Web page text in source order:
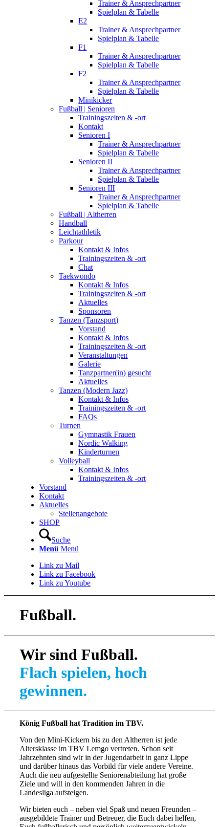
Trainer & Ansprechpartner
Spielplan & Tabelle
E2
Trainer & Ansprechpartner
Spielplan & Tabelle
F1
Trainer & Ansprechpartner
Spielplan & Tabelle
F2
Trainer & Ansprechpartner
Spielplan & Tabelle
Minikicker
Fußball | Senioren
Trainingszeiten & -ort
Kontakt
Senioren I
Trainer & Ansprechpartner
Spielplan & Tabelle
Senioren II
Trainer & Ansprechpartner
Spielplan & Tabelle
Senioren III
Trainer & Ansprechpartner
Spielplan & Tabelle
Fußball | Altherren
Handball
Leichtathletik
Parkour
Kontakt & Infos
Trainingszeiten & -ort
Chat
Taekwondo
Kontakt & Infos
Trainingszeiten & -ort
Aktuelles
Sponsoren
Tanzen (Tanzsport)
Vorstand
Kontakt & Infos
Trainingszeiten & -ort
Veranstaltungen
Galerie
Tanzpartner(in) gesucht
Aktuelles
Tanzen (Modern Jazz)
Kontakt & Infos
Trainingszeiten & -ort
FAQs
Turnen
Gymnastik Frauen
Nordic Walking
Kinderturnen
Volleyball
Kontakt & Infos
Trainingszeiten & -ort
Vorstand
Kontakt
Aktuelles
Stellenangebote
SHOP
Suche
Menü Menü
Link zu Mail
Link zu Facebook
Link zu Youtube
Fußball.
Wir sind Fußball.
Flach spielen, hoch
gewinnen.
König Fußball hat Tradition im TBV.
Von den Mini-Kickern bis zu den Altherren ist jede
Altersklasse im TBV Lemgo vertreten. Schon seit
Jahrzehnten sind wir in der Jugendarbeit in ganz Lippe
und darüber hinaus das Vorbild für viele andere Vereine.
Auch die neu aufgestellte Seniorenabteilung hat große
Ziele und will in den kommenden Jahren in die
Landesliga aufsteigen.
Wir bieten euch – neben viel Spaß und neuen Freunden –
ausgebildete Trainer und Betreuer, die Euch dabei helfen,